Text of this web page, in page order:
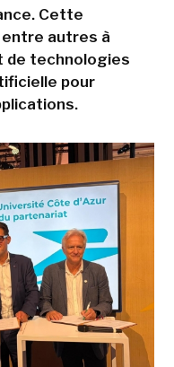
Cette
autres à
de technologies
pour